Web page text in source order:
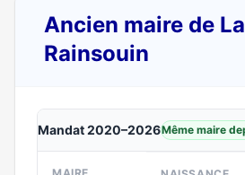
Ancien maire de
Rainsouin
Mandat 2020–2026Même maire